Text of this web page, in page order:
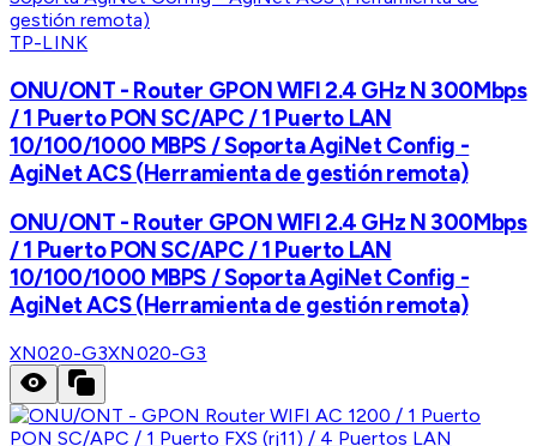
TP-LINK
ONU/ONT - Router GPON WIFI 2.4 GHz N 300Mbps
/ 1 Puerto PON SC/APC / 1 Puerto LAN
10/100/1000 MBPS / Soporta AgiNet Config -
AgiNet ACS (Herramienta de gestión remota)
ONU/ONT - Router GPON WIFI 2.4 GHz N 300Mbps
/ 1 Puerto PON SC/APC / 1 Puerto LAN
10/100/1000 MBPS / Soporta AgiNet Config -
AgiNet ACS (Herramienta de gestión remota)
XN020-G3XN020-G3